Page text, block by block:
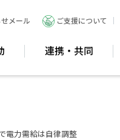
メール ご支援について
連携・共同
電力需給は自律調整